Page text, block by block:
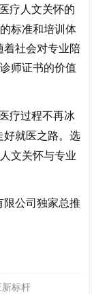
疗人文关怀的
标准和培训体
着社会对专业陪
师证书的价值
疗过程不再冰
就医之路。选
文关怀与专业
限公司独家总推
标杆